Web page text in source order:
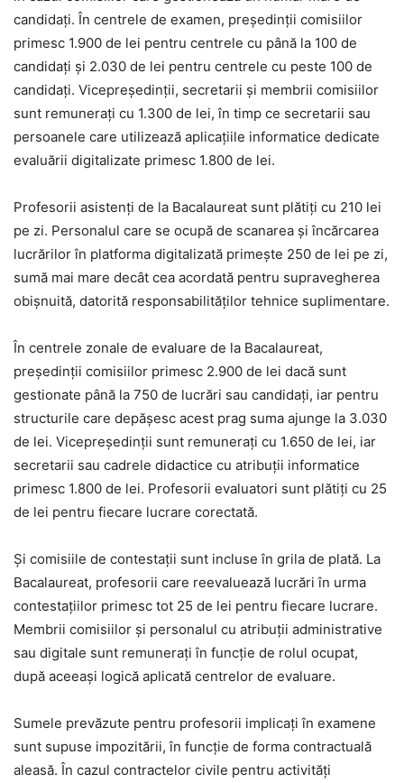
candidați. În centrele de examen, președinții comisiilor
primesc 1.900 de lei pentru centrele cu până la 100 de
candidați și 2.030 de lei pentru centrele cu peste 100 de
candidați. Vicepreședinții, secretarii și membrii comisiilor
sunt remunerați cu 1.300 de lei, în timp ce secretarii sau
persoanele care utilizează aplicațiile informatice dedicate
evaluării digitalizate primesc 1.800 de lei.
Profesorii asistenți de la Bacalaureat sunt plătiți cu 210 lei
pe zi. Personalul care se ocupă de scanarea și încărcarea
lucrărilor în platforma digitalizată primește 250 de lei pe zi,
sumă mai mare decât cea acordată pentru supravegherea
obișnuită, datorită responsabilităților tehnice suplimentare.
În centrele zonale de evaluare de la Bacalaureat,
președinții comisiilor primesc 2.900 de lei dacă sunt
gestionate până la 750 de lucrări sau candidați, iar pentru
structurile care depășesc acest prag suma ajunge la 3.030
de lei. Vicepreședinții sunt remunerați cu 1.650 de lei, iar
secretarii sau cadrele didactice cu atribuții informatice
primesc 1.800 de lei. Profesorii evaluatori sunt plătiți cu 25
de lei pentru fiecare lucrare corectată.
Și comisiile de contestații sunt incluse în grila de plată. La
Bacalaureat, profesorii care reevaluează lucrări în urma
contestațiilor primesc tot 25 de lei pentru fiecare lucrare.
Membrii comisiilor și personalul cu atribuții administrative
sau digitale sunt remunerați în funcție de rolul ocupat,
după aceeași logică aplicată centrelor de evaluare.
Sumele prevăzute pentru profesorii implicați în examene
sunt supuse impozitării, în funcție de forma contractuală
aleasă. În cazul contractelor civile pentru activități